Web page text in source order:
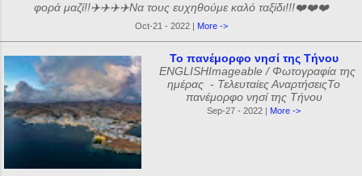
φορά μαζί!!✈️✈️✈️✈️Να τους ευχηθούμε καλό ταξίδι!!!❤️❤️❤️
Oct-21 - 2022 | More ->
Το πανέμορφο νησί της Τήνου
ENGLISHImageable / Φωτογραφία της
ημέρας - Τελευταίες ΑναρτήσειςΤο
πανέμορφο νησί της Τήνου
Sep-27 - 2022 | More ->